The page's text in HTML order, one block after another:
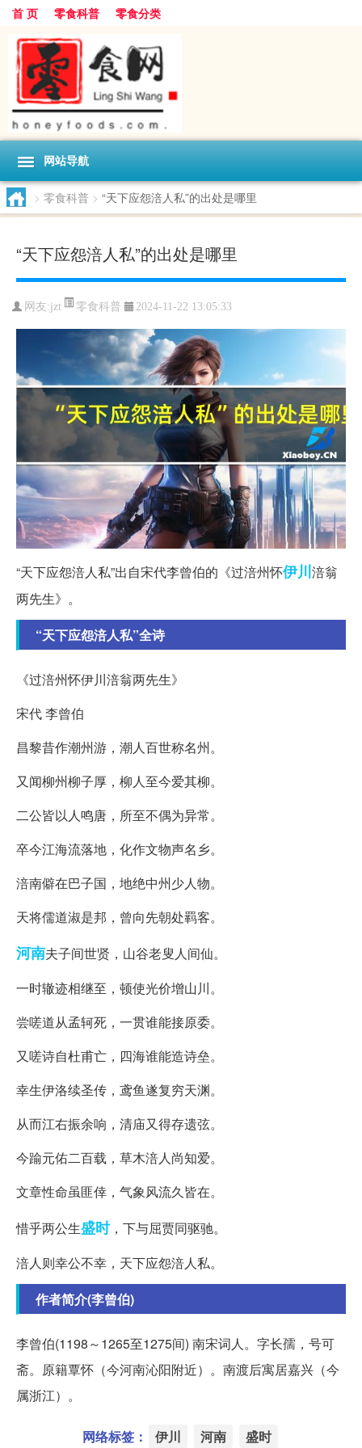
首 页 零食科普 零食分类
网站导航
> 零食科普 > “天下应怨涪人私”的出处是哪里
“天下应怨涪人私”的出处是哪里
网友:jzt 零食科普 2024-11-22 13:05:33
“天下应怨涪人私”出自宋代李曾伯的《过涪州怀伊川涪翁
两先生》。
“天下应怨涪人私”全诗
《过涪州怀伊川涪翁两先生》
宋代 李曾伯
昌黎昔作潮州游，潮人百世称名州。
又闻柳州柳子厚，柳人至今爱其柳。
二公皆以人鸣唐，所至不偶为异常。
卒今江海流落地，化作文物声名乡。
涪南僻在巴子国，地绝中州少人物。
天将儒道淑是邦，曾向先朝处羁客。
河南夫子间世贤，山谷老叟人间仙。
一时辙迹相继至，顿使光价增山川。
尝嗟道从孟轲死，一贯谁能接原委。
又嗟诗自杜甫亡，四海谁能造诗垒。
幸生伊洛续圣传，鸢鱼遂复穷天渊。
从而江右振余响，清庙又得存遗弦。
今踰元佑二百载，草木涪人尚知爱。
文章性命虽匪倖，气象风流久皆在。
惜乎两公生盛时，下与屈贾同驱驰。
涪人则幸公不幸，天下应怨涪人私。
作者简介(李曾伯)
李曾伯(1198～1265至1275间) 南宋词人。字长孺，号可
斋。原籍覃怀（今河南沁阳附近）。南渡后寓居嘉兴（今
属浙江）。
网络标签： 伊川 河南 盛时